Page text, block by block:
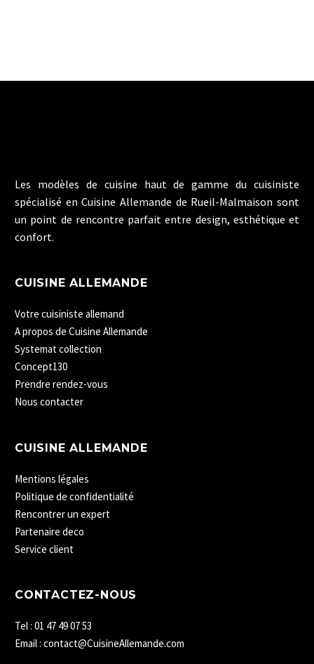
Les modèles de cuisine haut de gamme du cuisiniste
spécialisé en Cuisine Allemande de Rueil-Malmaison sont
un point de rencontre parfait entre design, esthétique et
confort.
CUISINE ALLEMANDE
Votre cuisiniste allemand
A propos de Cuisine Allemande
Systemat collection
Concept130
Prendre rendez-vous
Nous contacter
CUISINE ALLEMANDE
Mentions légales
Politique de confidentialité
Rencontrer un expert
Partenaire deco
Service client
CONTACTEZ-NOUS
Tel : 01 47 49 07 53
Email : contact@CuisineAllemande.com